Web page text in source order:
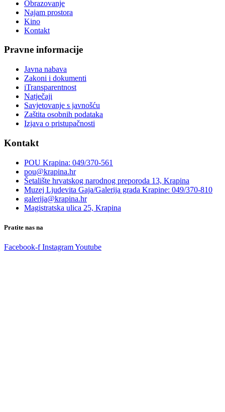
Obrazovanje
Najam prostora
Kino
Kontakt
Pravne informacije
Javna nabava
Zakoni i dokumenti
iTransparentnost
Natječaji
Savjetovanje s javnošću
Zaštita osobnih podataka
Izjava o pristupačnosti
Kontakt
POU Krapina: 049/370-561
pou@krapina.hr
Šetalište hrvatskog narodnog preporoda 13, Krapina
Muzej Ljudevita Gaja/Galerija grada Krapine: 049/370-810
galerija@krapina.hr
Magistratska ulica 25, Krapina
Pratite nas na
Facebook-f InstagramYoutube